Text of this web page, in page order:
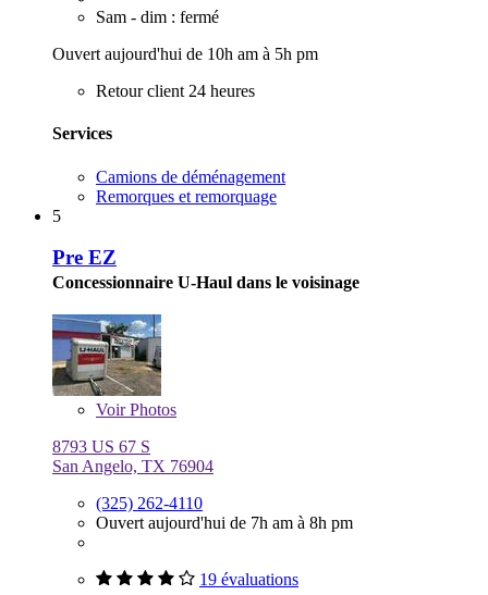
Sam - dim : fermé
Ouvert aujourd'hui de 10h am à 5h pm
Retour client 24 heures
Services
Camions de déménagement
Remorques et remorquage
5
Pre EZ
Concessionnaire U-Haul dans le voisinage
VoirPhotos
8793 US 67 S
San Angelo, TX 76904
(325) 262-4110
Ouvert aujourd'hui de 7h am à 8h pm
19 évaluations